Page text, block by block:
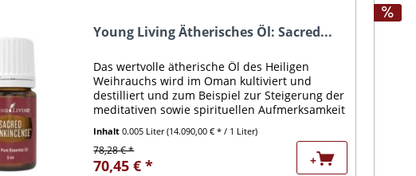
Young Living Ätherisches Öl: Sacred...
Das wertvolle ätherische Öl des Heiligen
Weihrauchs wird im Oman kultiviert und
destilliert und zum Beispiel zur Steigerung der
meditativen sowie spirituellen Aufmerksamkeit
wirkt aber...
Inhalt0.005 Liter(14.090,00 € * / 1 Liter)
78,28 € *
70,45 € * +